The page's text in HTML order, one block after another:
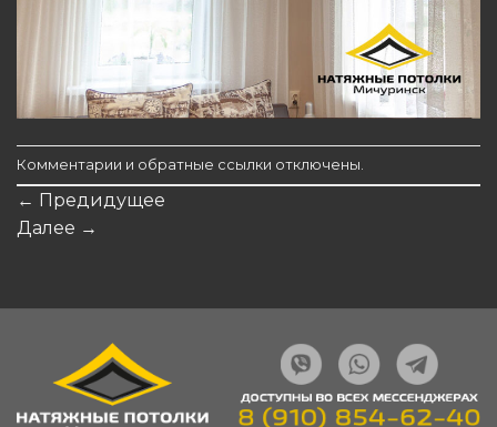
Комментарии и обратные ссылки отключены.
← Предидущее
Далее →